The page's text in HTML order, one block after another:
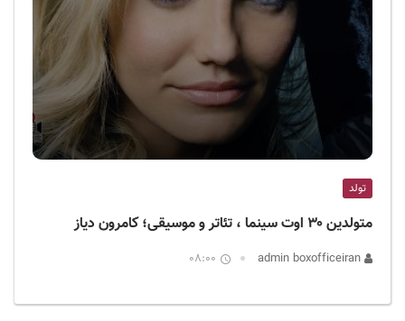
تولد
متولدین ۳۰ اوت سینما ، تئاتر و موسیقی؛ کامرون دیاز
08:00